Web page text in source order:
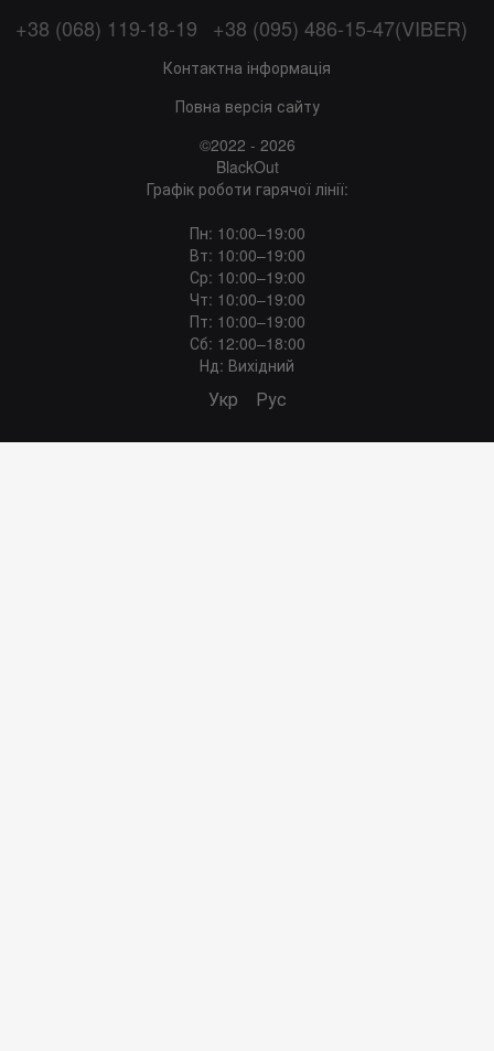
+38 (068) 119-18-19 +38 (095) 486-15-47(VIBER)
Контактна інформація
Повна версія сайту
©2022 - 2026
BlackOut
Графік роботи гарячої лінії:
Пн: 10:00–19:00
Вт: 10:00–19:00
Ср: 10:00–19:00
Чт: 10:00–19:00
Пт: 10:00–19:00
Сб: 12:00–18:00
Нд: Вихідний
Укр Рус